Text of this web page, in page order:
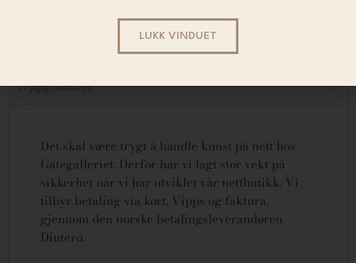
Trygg handel
Det skal være trygt å handle kunst på nett hos
Gategalleriet. Derfor har vi lagt stor vekt på
sikkerhet når vi har utviklet vår nettbutikk. Vi
tilbyr betaling via kort, Vipps og faktura,
gjennom den norske betalingsleverandøren
Dintero.
LUKK VINDUET